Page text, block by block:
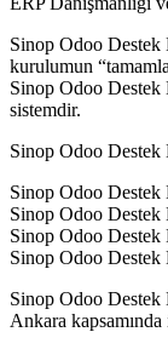
Sinop Odoo Destek
kurulumun
Sinop Odoo Destek
sistemdir.
Sinop Odoo Destek
Sinop Odoo Destek
Sinop Odoo Destek
Sinop Odoo
Sinop Odoo
Sinop Odoo Destek
Ankara kapsamında